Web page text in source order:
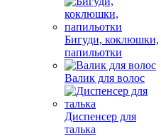
Бигуди, коклюшки,
папильотки
Валик для волос
Диспенсер для
талька